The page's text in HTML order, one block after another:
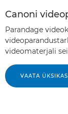
Canoni
Parandage
videomaterjali
VAATA